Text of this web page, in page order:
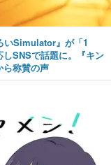
いSimulator』が「1
SNSで話題に。『キン
ら称賛の声